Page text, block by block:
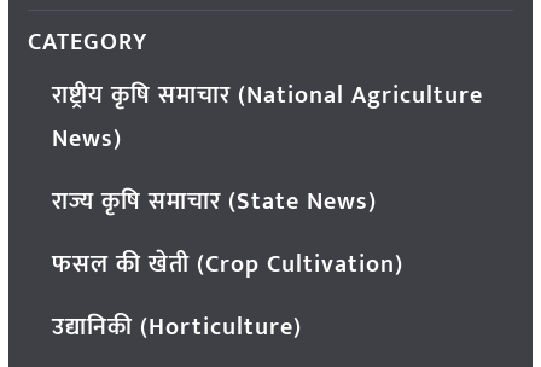
CATEGORY
राष्ट्रीय कृषि समाचार (National Agriculture
News)
राज्य कृषि समाचार (State News)
फसल की खेती (Crop Cultivation)
उद्यानिकी (Horticulture)